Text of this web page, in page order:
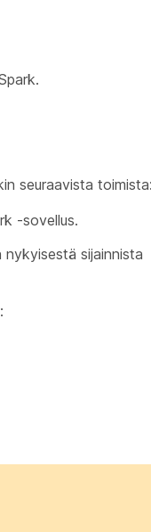
seuraavista toimista:
-sovellus.
nykyisestä sijainnista